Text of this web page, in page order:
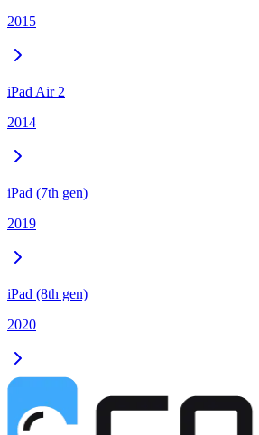
2015
iPad Air 2
2014
iPad (7th gen)
2019
iPad (8th gen)
2020